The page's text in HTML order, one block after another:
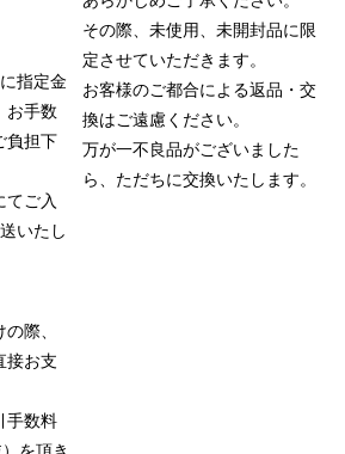
指定金
お手数
負担下
ご入
いたし
際、
接お支
手数料
を頂き
その際、未使用、未開封品に限
定させていただきます。
お客様のご都合による返品・交
換はご遠慮ください。
万が一不良品がございました
ら、ただちに交換いたします。